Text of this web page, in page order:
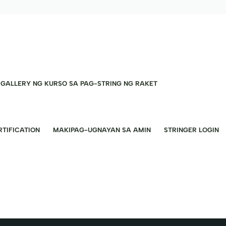
GALLERY NG KURSO SA PAG-STRING NG RAKET
MAKIPAG-UGNAYAN SA AMIN STRINGER LOGIN